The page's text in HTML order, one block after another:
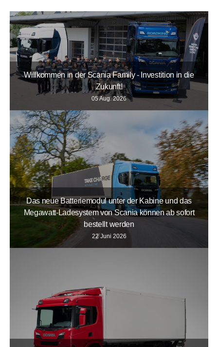
Willkommen in der Scania Family - Investition in die
Zukunft!
05 Aug. 2026
Das neue Batteriemodul unter der Kabine und das
Megawatt-Ladesystem von Scania können ab sofort
bestellt werden
22 Juni 2026